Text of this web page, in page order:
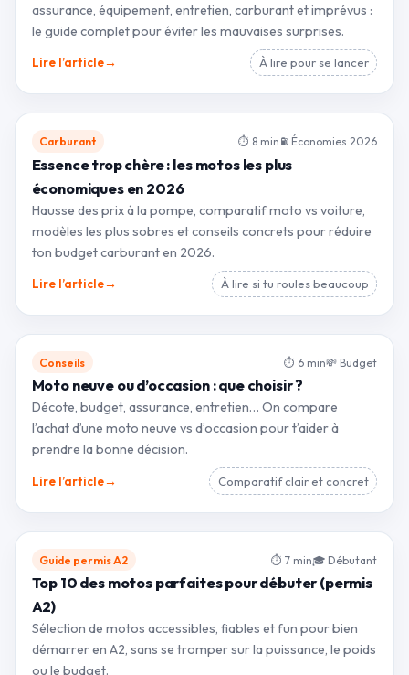
assurance, équipement, entretien, carburant et imprévus :
le guide complet pour éviter les mauvaises surprises.
Lire l’article→ À lire pour se lancer
Carburant ⏱ 8 min ⛽ Économies 2026
Essence trop chère : les motos les plus
économiques en 2026
Hausse des prix à la pompe, comparatif moto vs voiture,
modèles les plus sobres et conseils concrets pour réduire
ton budget carburant en 2026.
Lire l’article→ À lire si tu roules beaucoup
Conseils ⏱ 6 min💸 Budget
Moto neuve ou d’occasion : que choisir ?
Décote, budget, assurance, entretien… On compare
l’achat d’une moto neuve vs d’occasion pour t’aider à
prendre la bonne décision.
Lire l’article→ Comparatif clair et concret
Guide permis A2 ⏱ 7 min🎓 Débutant
Top 10 des motos parfaites pour débuter (permis
A2)
Sélection de motos accessibles, fiables et fun pour bien
démarrer en A2, sans se tromper sur la puissance, le poids
ou le budget.